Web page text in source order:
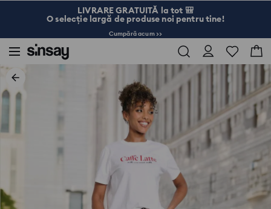
LIVRARE GRATUITĂ la tot 🎒
O selecție largă de produse noi pentru tine!
Cumpără acum >>